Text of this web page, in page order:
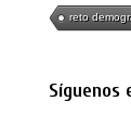
reto
Síguenos